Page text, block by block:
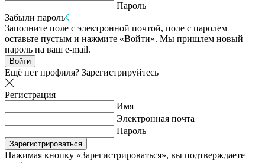
Пароль
Забыли пароль
Заполните поле с электронной почтой, поле с паролем
оставьте пустым и нажмите «Войти». Мы пришлем новый
пароль на ваш e-mail.
Войти
Ещё нет профиля? Зарегистрируйтесь
Регистрация
Имя
Электронная почта
Пароль
Зарегистрироваться
Нажимая кнопку «Зарегистрироваться», вы подтверждаете